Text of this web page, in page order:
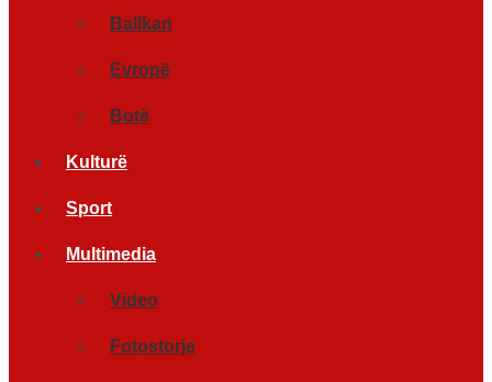
Ballkan
Evropë
Botë
Kulturë
Sport
Multimedia
Video
Fotostorje